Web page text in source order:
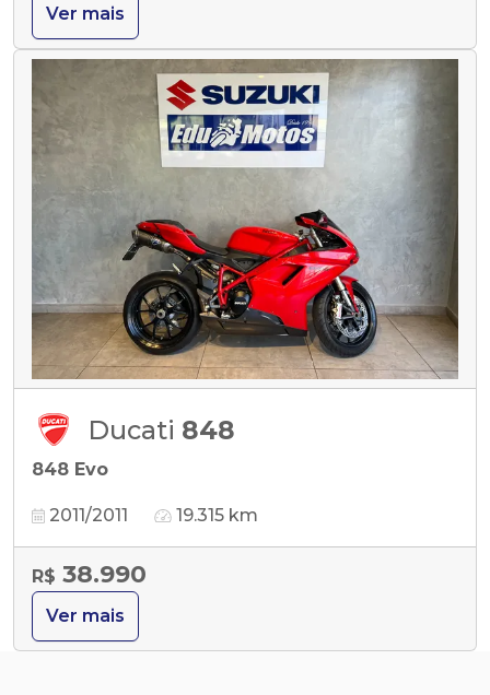
Ver mais
Ducati 848
848 Evo
2011/2011 19.315 km
R$ 38.990
Ver mais